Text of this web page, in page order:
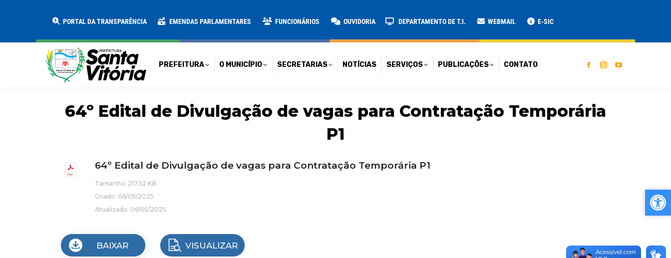
PORTAL DA TRANSPARÊNCIA EMENDAS PARLAMENTARES FUNCIONÁRIOS OUVIDORIA DEPARTAMENTO DE T.I. WEBMAIL E-SIC
PREFEITURA O MUNICÍPIO SECRETARIAS NOTÍCIAS SERVIÇOS PUBLICAÇÕES CONTATO
64º Edital de Divulgação de vagas para Contratação Temporária
P1
64º Edital de Divulgação de vagas para Contratação Temporária P1
Tamanho: 217.52 KB
Criado: 06/05/2025
Atualizado: 06/05/2025
BAIXAR VISUALIZAR